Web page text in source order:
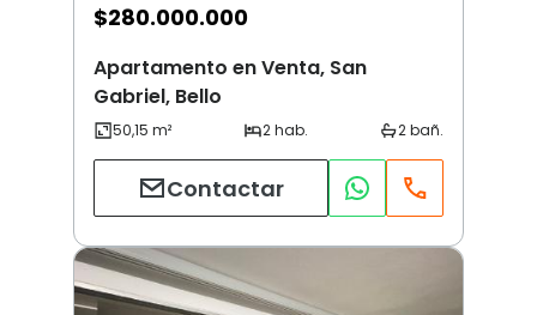
$280.000.000
Apartamento en Venta, San
Gabriel, Bello
Contactar